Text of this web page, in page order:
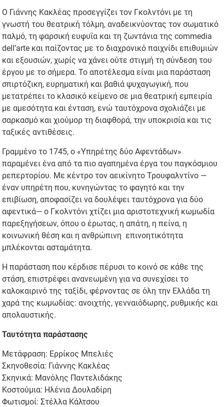
Ο Γιάννης Κακλέας προσεγγίζει τον Γκολντόνι με τη
γνωστή του θεατρική τόλμη, αναδεικνύοντας τον σωματικό
παλμό, τη φαρσική ευφυΐα και τη ζωντάνια της commedia
dell’arte και παίζοντας με το διαχρονικό παιχνίδι επιθυμιών
και εξουσιών, χωρίς να χάνει ούτε στιγμή τη σύνδεση του
έργου με το σήμερα. Το αποτέλεσμα είναι μια παράσταση
σπιρτόζικη, ευρηματική και βαθιά ψυχαγωγική, που
μετατρέπει το κλασικό κείμενο σε μια θεατρική εμπειρία
με αμεσότητα και ένταση, ενώ ταυτόχρονα σχολιάζει με
σαρκασμό και χιούμορ τη διαφθορά, την υποκρισία και τις
ταξικές αντιθέσεις.
Γραμμένο το 1745, ο «Υπηρέτης δύο Αφεντάδων»
παραμένει ένα από τα πιο αγαπημένα έργα του παγκόσμιου
ρεπερτορίου. Με κέντρο τον αεικίνητο Τρουφαλντίνο —
έναν υπηρέτη που, κυνηγώντας το φαγητό και την
επιβίωση, αποφασίζει να δουλέψει ταυτόχρονα για δύο
αφεντικά— ο Γκολντόνι χτίζει μια αριστοτεχνική κωμωδία
παρεξηγήσεων, όπου ο έρωτας, η απάτη, η πείνα, η
κοινωνική θέση και η ανθρώπινη επινοητικότητα
μπλέκονται ασταμάτητα.
Η παράσταση που κέρδισε πέρυσι το κοινό σε κάθε της
στάση, επιστρέφει ανανεωμένη για να συνεχίσει το
καλοκαιρινό της ταξίδι, φέρνοντας σε όλη την Ελλάδα τη
χαρά της κωμωδίας: ανοιχτής, γενναιόδωρης, ρυθμικής και
απολαυστικής.
Ταυτότητα παράστασης
Μετάφραση: Ερρίκος Μπελιές
Σκηνοθεσία: Γιάννης Κακλέας
Σκηνικά: Μανόλης Παντελιδάκης
Κοστούμια: Ηλένια Δουλαδίρη
Φωτισμοί: Στέλλα Κάλτσου